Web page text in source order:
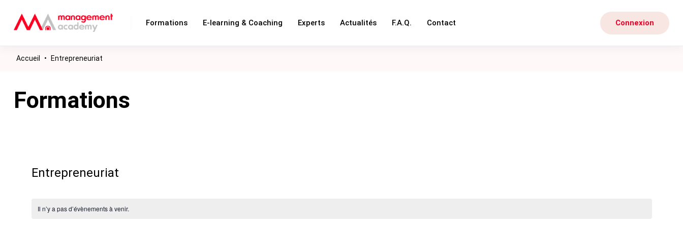
Formations E-learning & Coaching Experts Actualités F.A.Q. Contact Connexion
Accueil • Entrepreneuriat
Formations
Entrepreneuriat
Il n’y a pas d’évènements à venir.